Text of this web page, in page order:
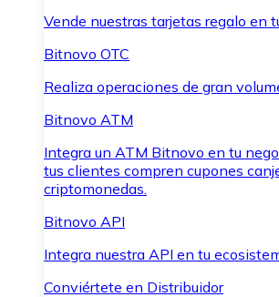
Vende nuestras tarjetas regalo en
Bitnovo OTC
Realiza operaciones de gran
Bitnovo ATM
Integra un ATM Bitnovo en tu
tus clientes compren cupones
criptomonedas.
Bitnovo API
Integra nuestra API en tu
Conviértete en Distribuidor